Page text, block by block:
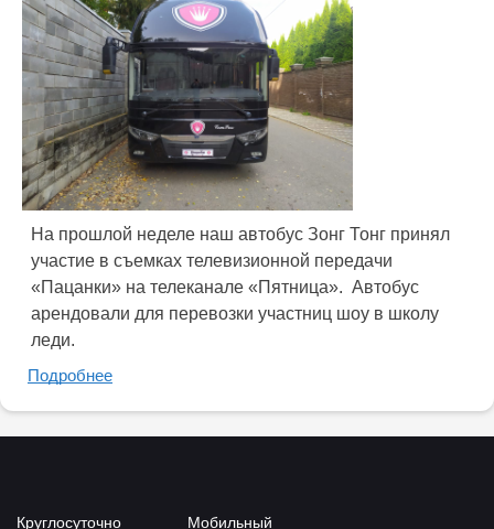
На прошлой неделе наш автобус Зонг Тонг принял
участие в съемках телевизионной передачи
«Пацанки» на телеканале «Пятница». Автобус
арендовали для перевозки участниц шоу в школу
леди.
Подробнее
Круглосуточно Мобильный